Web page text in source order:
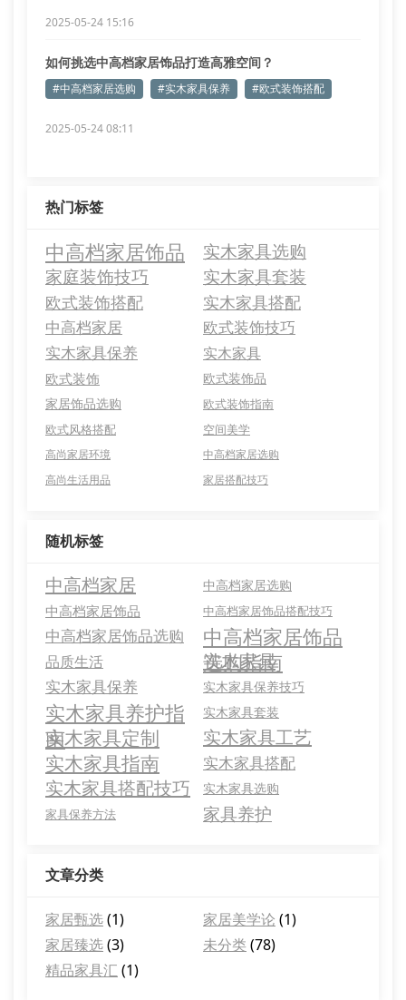
2025-05-24 15:16
如何挑选中高档家居饰品打造高雅空间？
#中高档家居选购 #实木家具保养 #欧式装饰搭配
2025-05-24 08:11
热门标签
中高档家居饰品 实木家具选购
家庭装饰技巧 实木家具套装
欧式装饰搭配 实木家具搭配
中高档家居
欧式装饰技巧
实木家具保养
实木家具
欧式装饰
欧式装饰品
家居饰品选购
欧式装饰指南
欧式风格搭配
空间美学
高尚家居环境
中高档家居选购
高尚生活用品
家居搭配技巧
随机标签
中高档家居 中高档家居选购
中高档家居饰品 中高档家居饰品搭配技巧
中高档家居饰品选购
中高档家居饰品
选购指南
品质生活 实木家具
实木家具保养 实木家具保养技巧
实木家具养护指
南
实木家具套装
实木家具定制 实木家具工艺
实木家具指南 实木家具搭配
实木家具搭配技巧 实木家具选购
家具保养方法 家具养护
文章分类
家居甄选(1) 家居美学论 (1)
家居臻选(3) 未分类(78)
精品家具汇 (1)